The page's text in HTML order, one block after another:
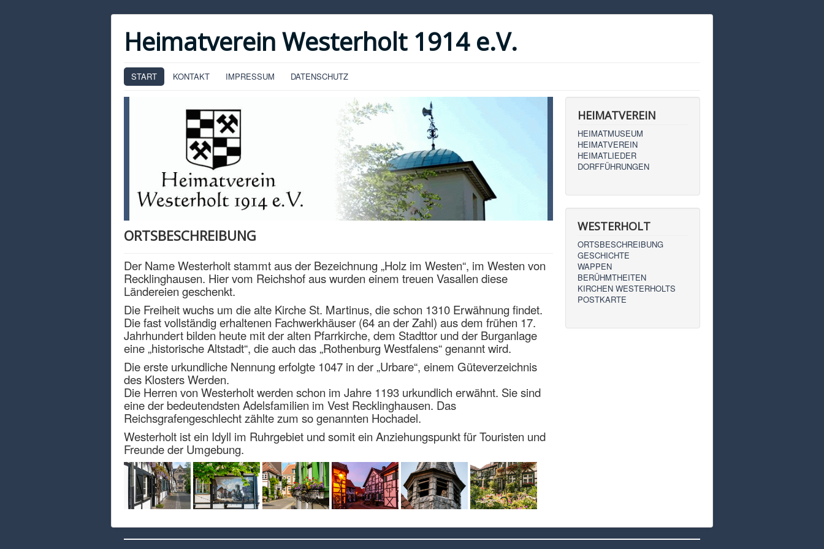
Heimatverein Westerholt 1914 e.V.
START KONTAKT IMPRESSUM DATENSCHUTZ
ORTSBESCHREIBUNG
Der Name Westerholt stammt aus der Bezeichnung „Holz im Westen“, im Westen von
Recklinghausen. Hier vom Reichshof aus wurden einem treuen Vasallen diese
Ländereien geschenkt.
Die Freiheit wuchs um die alte Kirche St. Martinus, die schon 1310 Erwähnung findet.
Die fast vollständig erhaltenen Fachwerkhäuser (64 an der Zahl) aus dem frühen 17.
Jahrhundert bilden heute mit der alten Pfarrkirche, dem Stadttor und der Burganlage
eine „historische Altstadt“, die auch das „Rothenburg Westfalens“ genannt wird.
Die erste urkundliche Nennung erfolgte 1047 in der „Urbare“, einem Güteverzeichnis
des Klosters Werden.
Die Herren von Westerholt werden schon im Jahre 1193 urkundlich erwähnt. Sie sind
eine der bedeutendsten Adelsfamilien im Vest Recklinghausen. Das
Reichsgrafengeschlecht zählte zum so genannten Hochadel.
Westerholt ist ein Idyll im Ruhrgebiet und somit ein Anziehungspunkt für Touristen und
Freunde der Umgebung.
HEIMATVEREIN
HEIMATMUSEUM
HEIMATVEREIN
HEIMATLIEDER
DORFFÜHRUNGEN
WESTERHOLT
ORTSBESCHREIBUNG
GESCHICHTE
WAPPEN
BERÜHMTHEITEN
KIRCHEN WESTERHOLTS
POSTKARTE